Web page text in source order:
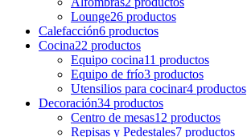
Lounge26 productos
Calefacción6 productos
Cocina22 productos
Equipo cocina11 productos
Equipo de frío3 productos
Utensilios para cocinar4 productos
Decoración34 productos
Centro de mesas12 productos
Repisas y Pedestales7 productos